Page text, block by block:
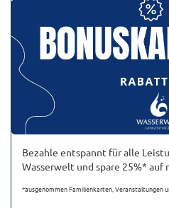
Bezahle entspannt für alle
Wasserwelt und spare 25%*
*ausgenommen Familienkarten, Veranstaltungen